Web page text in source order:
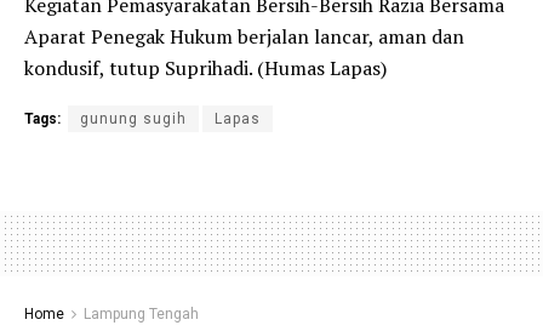
Aparat Penegak Hukum berjalan lancar, aman dan
kondusif, tutup Suprihadi. (Humas Lapas)
Tags: gunung sugih Lapas
Home Lampung Tengah